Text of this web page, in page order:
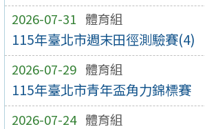
2026-07-31 體育組
115年臺北市週末田徑測驗賽(4)
2026-07-29 體育組
115年臺北市青年盃角力錦標賽
2026-07-24 體育組